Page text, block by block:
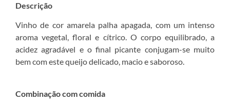
Descrição
Vinho de cor amarela palha apagada, com um intenso
aroma vegetal, floral e cítrico. O corpo equilibrado, a
acidez agradável e o final picante conjugam-se muito
bem com este queijo delicado, macio e saboroso.
Combinação com comida